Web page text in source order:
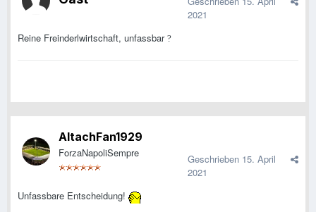
2021
Reine Freinderlwirtschaft, unfassbar ?
AltachFan1929
ForzaNapoliSempre Geschrieben 15. April
2021
Unfassbare Entscheidung!